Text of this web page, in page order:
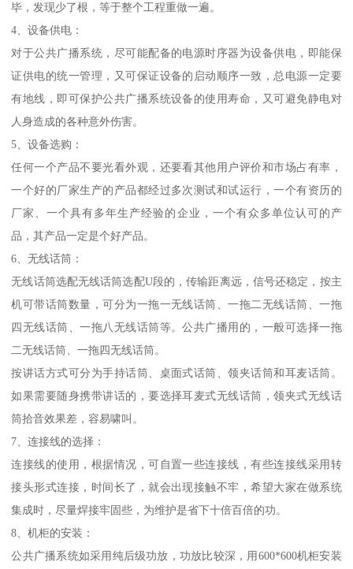
毕，发现少了根，等于整个工程重做一遍。
4、设备供电：
对于公共广播系统，尽可能配备的电源时序器为设备供电，即能保
证供电的统一管理，又可保证设备的启动顺序一致，总电源一定要
有地线，即可保护公共广播系统设备的使用寿命，又可避免静电对
人身造成的各种意外伤害。
5、设备选购：
任何一个产品不要光看外观，还要看其他用户评价和市场占有率，
一个好的厂家生产的产品都经过多次测试和试运行，一个有资历的
厂家、一个具有多年生产经验的企业，一个有众多单位认可的产
品，其产品一定是个好产品。
6、无线话筒：
无线话筒选配无线话筒选配U段的，传输距离远，信号还稳定，按主
机可带话筒数量，可分为一拖一无线话筒、一拖二无线话筒、一拖
四无线话筒、一拖八无线话筒等。公共广播用的，一般可选择一拖
二无线话筒、一拖四无线话筒。
按讲话方式可分为手持话筒、桌面式话筒、领夹话筒和耳麦话筒。
如果需要随身携带讲话的，要选择耳麦式无线话筒，领夹式无线话
筒拾音效果差，容易啸叫。
7、连接线的选择：
连接线的使用，根据情况，可自置一些连接线，有些连接线采用转
接头形式连接，时间长了，就会出现接触不牢，希望大家在做系统
集成时，尽量焊接牢固些，为维护是省下十倍百倍的功。
8、机柜的安装：
公共广播系统如采用纯后级功放，功放比较深，用600*600机柜安装